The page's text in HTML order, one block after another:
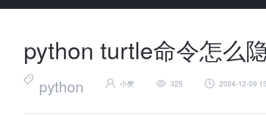
python turtle命令怎么
python 小樊 325 2024-12-09